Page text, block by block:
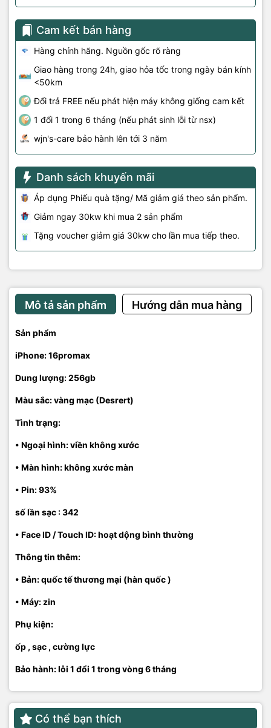
Cam kết bán hàng
Hàng chính hãng. Nguồn gốc rõ ràng
Giao hàng trong 24h, giao hỏa tốc trong ngày bán kính
<50km
Đổi trả FREE nếu phát hiện máy không giống cam kết
1 đổi 1 trong 6 tháng (nếu phát sinh lỗi từ nsx)
wjn's-care bảo hành lên tới 3 năm
Danh sách khuyến mãi
Áp dụng Phiếu quà tặng/ Mã giảm giá theo sản phẩm.
Giảm ngay 30kw khi mua 2 sản phẩm
Tặng voucher giảm giá 30kw cho lần mua tiếp theo.
Mô tả sản phẩm Hướng dẫn mua hàng
Sản phẩm
iPhone: 16promax
Dung lượng: 256gb
Màu sắc: vàng mạc (Desrert)
Tình trạng:
• Ngoại hình: viền không xước
• Màn hình: không xước màn
• Pin: 93%
số lần sạc : 342
• Face ID / Touch ID: hoạt dộng bình thường
Thông tin thêm:
• Bản: quốc tế thương mại (hàn quốc )
• Máy: zin
Phụ kiện:
ốp , sạc , cường lực
Bảo hành: lỗi 1 đổi 1 trong vòng 6 tháng
Có thể bạn thích